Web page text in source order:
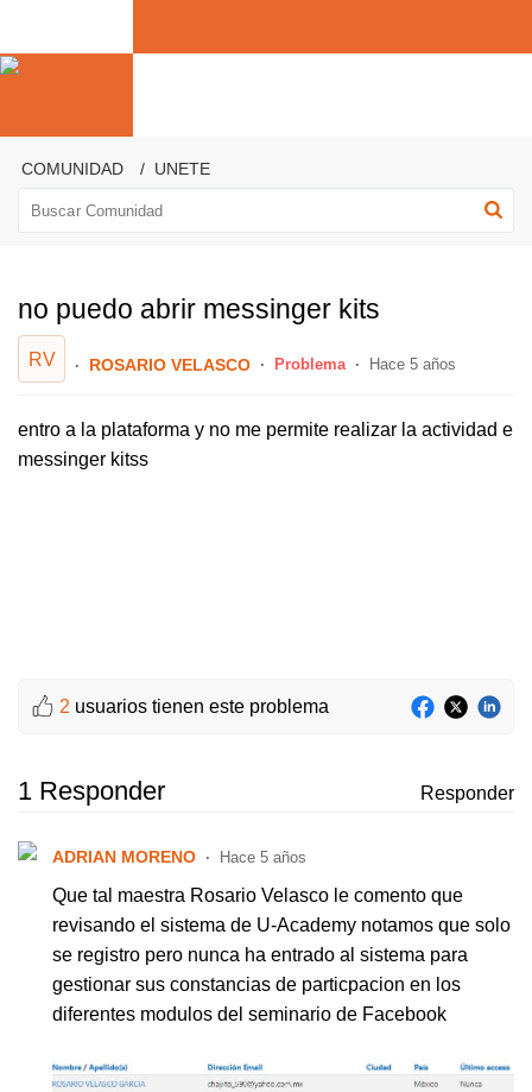
COMUNIDAD UNETE
no puedo abrir messinger kits
RV ROSARIO VELASCO Problema Hace 5 años
entro a la plataforma y no me permite realizar la actividad e
messinger kitss
2 usuarios tienen este problema
1 Responder Responder
ADRIAN MORENO Hace 5 años
Que tal maestra Rosario Velasco le comento que
revisando el sistema de U-Academy notamos que solo
se registro pero nunca ha entrado al sistema para
gestionar sus constancias de particpacion en los
diferentes modulos del seminario de Facebook